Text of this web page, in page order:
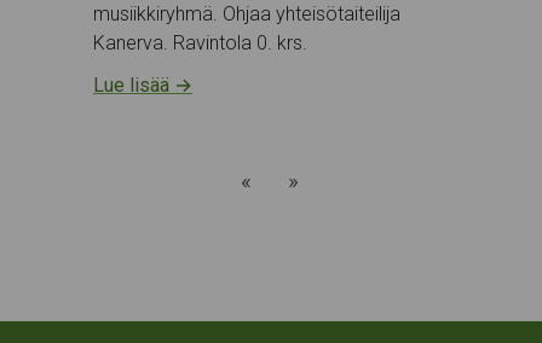
musiikkiryhmä. Ohjaa yhteisötaiteilija
Kanerva. Ravintola 0. krs.
Lue lisää →
« »